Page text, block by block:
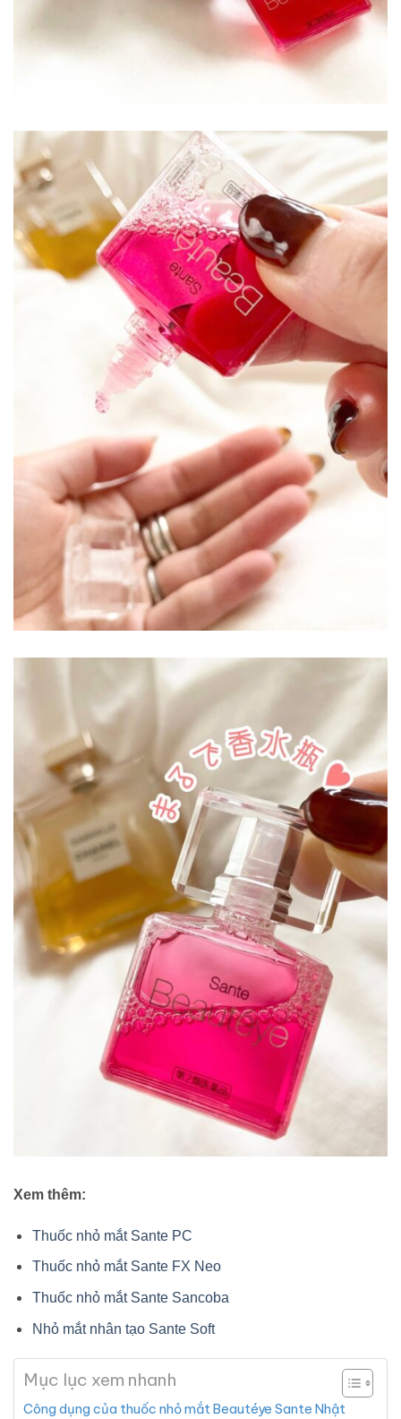
Xem thêm:
Thuốc nhỏ mắt Sante PC
Thuốc nhỏ mắt Sante FX Neo
Thuốc nhỏ mắt Sante Sancoba
Nhỏ mắt nhân tạo Sante Soft
Mục lục xem nhanh
Công dụng của thuốc nhỏ mắt Beautéye Sante Nhật